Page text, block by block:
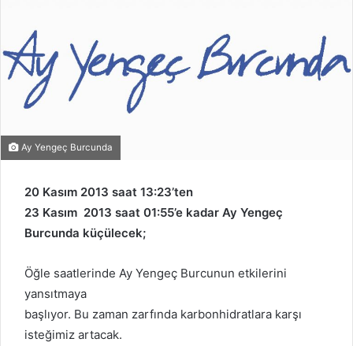
Ay Yengeç Burcunda
20 Kasım 2013 saat 13:23’ten
23 Kasım 2013 saat 01:55’e kadar Ay Yengeç
Burcunda küçülecek;
Öğle saatlerinde Ay Yengeç Burcunun etkilerini
yansıtmaya
başlıyor. Bu zaman zarfında karbonhidratlara karşı
isteğimiz artacak.